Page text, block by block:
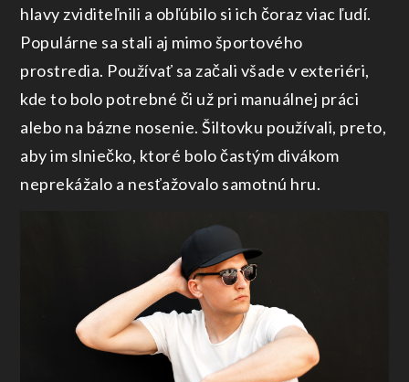
hlavy zviditeľnili a obľúbilo si ich čoraz viac ľudí.
Populárne sa stali aj mimo športového
prostredia. Používať sa začali všade v exteriéri,
kde to bolo potrebné či už pri manuálnej práci
alebo na bázne nosenie. Šiltovku používali, preto,
aby im slniečko, ktoré bolo častým divákom
neprekážalo a nesťažovalo samotnú hru.